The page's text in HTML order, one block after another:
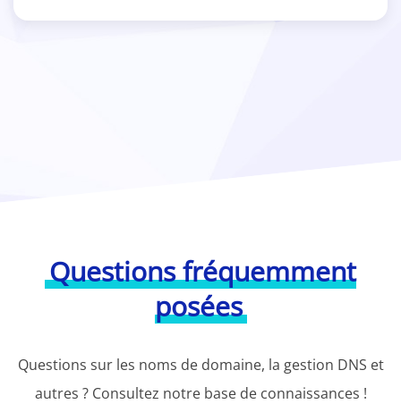
Questions fréquemment
posées
Questions sur les noms de domaine, la gestion DNS et
autres ? Consultez notre base de connaissances !